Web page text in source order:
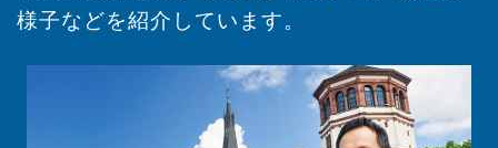
様子などを紹介しています。